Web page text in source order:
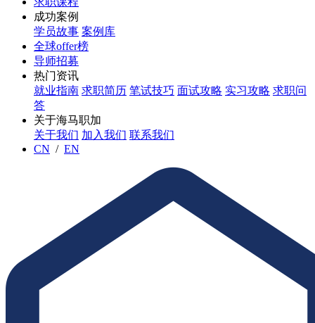
成功案例
学员故事 案例库
全球offer榜
导师招募
热门资讯
就业指南 求职简历 笔试技巧 面试攻略 实习攻略 求职问
答
关于海马职加
关于我们 加入我们 联系我们
CN / EN